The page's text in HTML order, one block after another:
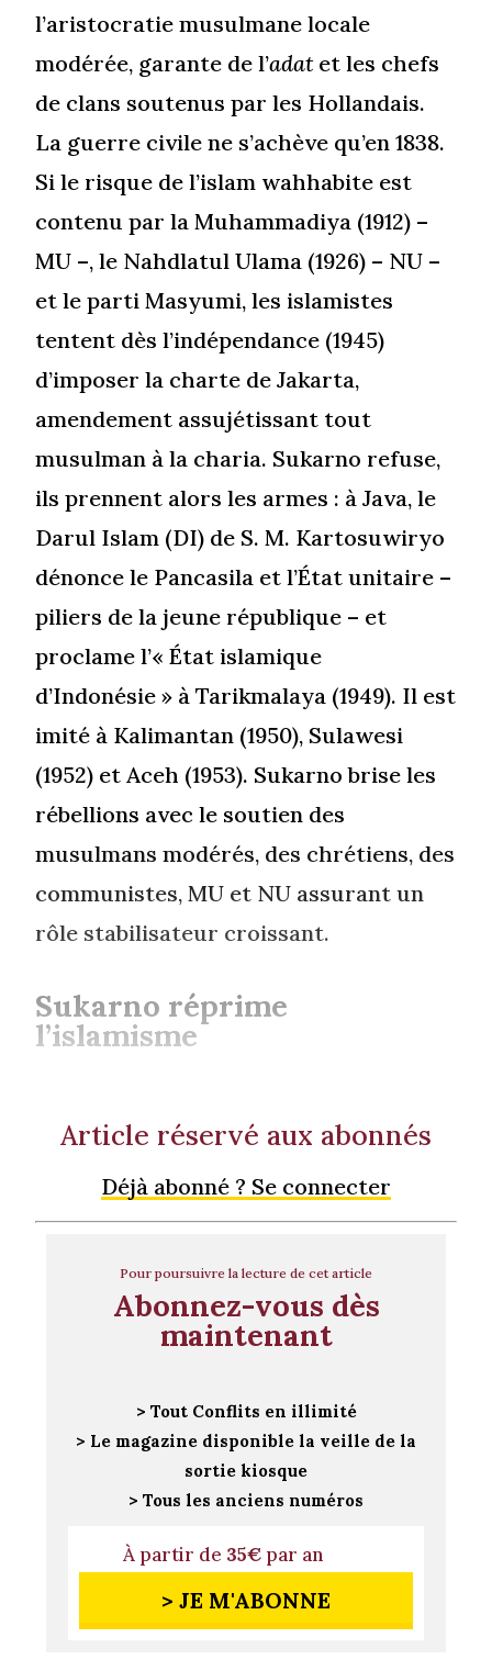
l’aristocratie musulmane locale
modérée, garante de l’adatet les chefs
de clans soutenus par les Hollandais.
La guerre civile ne s’achève qu’en 1838.
Si le risque de l’islam wahhabite est
contenu par la Muhammadiya (1912) –
MU –, le Nahdlatul Ulama (1926) – NU –
et le parti Masyumi, les islamistes
tentent dès l’indépendance (1945)
d’imposer la charte de Jakarta,
amendement assujétissant tout
musulman à la charia. Sukarno refuse,
ils prennent alors les armes : à Java, le
Darul Islam (DI) de S. M. Kartosuwiryo
dénonce le Pancasila et l’État unitaire –
piliers de la jeune république – et
proclame l’« État islamique
d’Indonésie » à Tarikmalaya (1949). Il est
imité à Kalimantan (1950), Sulawesi
(1952) et Aceh (1953). Sukarno brise les
rébellions avec le soutien des
musulmans modérés, des chrétiens, des
communistes, MU et NU assurant un
rôle stabilisateur croissant.
Sukarno réprime
l’islamisme
Article réservé aux abonnés
Déjà abonné ? Se connecter
Pour poursuivre la lecture de cet article
Abonnez-vous dès
maintenant
> Tout Conflits en illimité
> Le magazine disponible la veille de la
sortie kiosque
> Tous les anciens numéros
À partir de 35€par an
> JE M'ABONNE